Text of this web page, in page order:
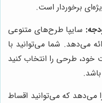
برخوردار است.
سایپا طرح‌های متنوعی
می‌دهد. شما می‌توانید با
خود، طرحی را انتخاب کنید
می‌دهد که می‌توانید اقساط